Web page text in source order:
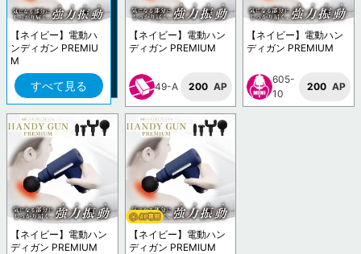
【ネイビー】電動ハ
ンディガン PREMIU
M
すべて見る
【ネイビー】電動ハン
ディガン PREMIUM
49-A 200 AP
【ネイビー】電動ハン
ディガン PREMIUM
605-
10
200 AP
【ネイビー】電動ハン
ディガン PREMIUM
【ネイビー】電動ハン
ディガン PREMIUM